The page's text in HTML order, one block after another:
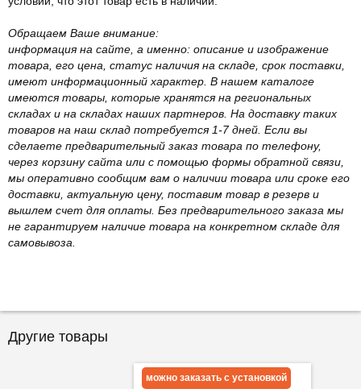
Обращаем Ваше внимание:
информация на сайте, а именно: описание и изображение
товара, его цена, статус наличия на складе, срок поставки,
имеют информационный характер. В нашем каталоге
имеются товары, которые хранятся на региональных
складах и на складах наших партнеров. На доставку таких
товаров на наш склад потребуется 1-7 дней. Если вы
сделаете предварительный заказ товара по телефону,
через корзину сайта или с помощью формы обратной связи,
мы оперативно сообщим вам о наличии товара или сроке его
доставки, актуальную цену, поставим товар в резерв и
вышлем счет для оплаты. Без предварительного заказа мы
не гарантируем наличие товара на конкретном складе для
самовывоза.
Другие товары
можно заказать с установкой